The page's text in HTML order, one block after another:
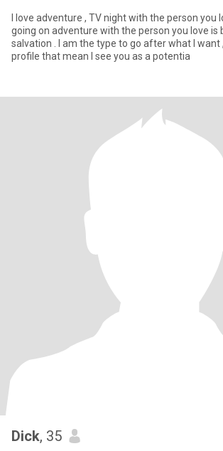
I love adventure , TV night with the person you love us good , but
going on adventure with the person you love is
salvation . I am the type to go after what I want
profile that mean I see you as a potentia
Dick, 35